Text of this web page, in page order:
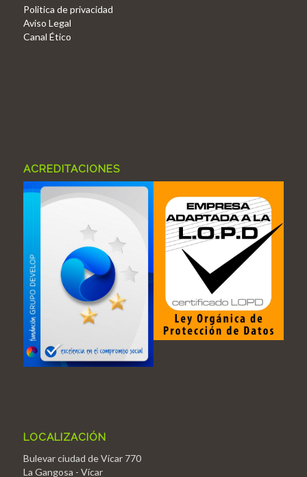
Politica de privacidad
Aviso Legal
Canal Ético
ACREDITACIONES
LOCALIZACIÓN
Bulevar ciudad de Vícar 770
La Gangosa - Vícar